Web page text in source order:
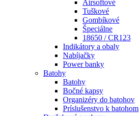
Airsoftové
Tuškové
Gombíkové
Špeciálne
18650 / CR123
Indikátory a obaly
Nabíjačky
Power banky
Batohy
Batohy
Bočné kapsy
Organizéry do batohov
Príslušenstvo k batohom